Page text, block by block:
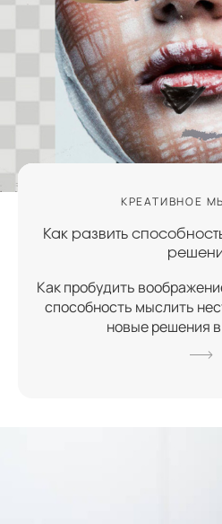
КРЕАТИВНОЕ
Как развить
Как пробудить
способность мыслить
новые решения